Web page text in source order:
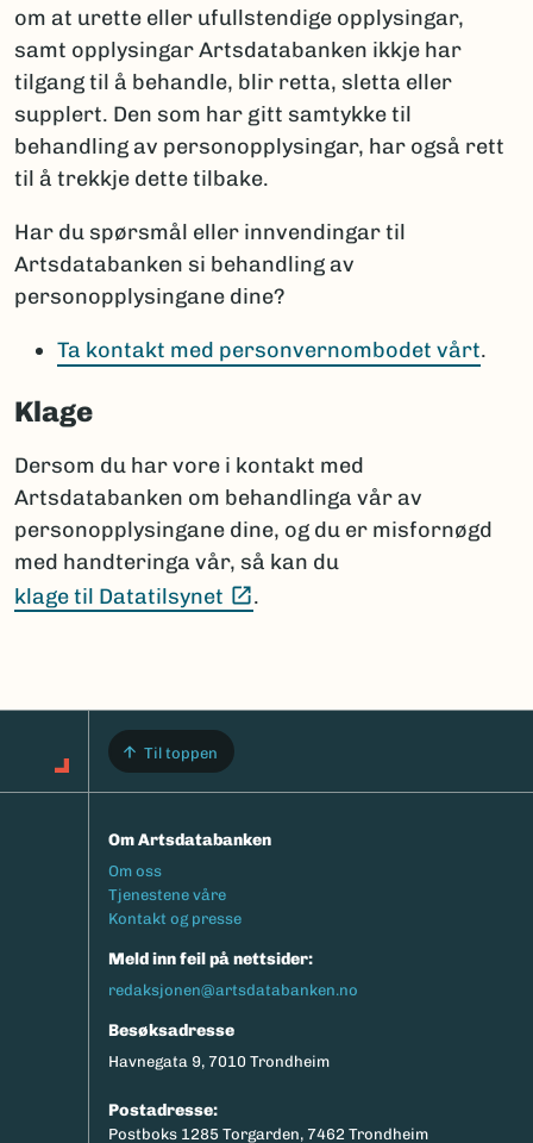
om at urette eller ufullstendige opplysingar,
samt opplysingar Artsdatabanken ikkje har
tilgang til å behandle, blir retta, sletta eller
supplert. Den som har gitt samtykke til
behandling av personopplysingar, har også rett
til å trekkje dette tilbake.
Har du spørsmål eller innvendingar til
Artsdatabanken si behandling av
personopplysingane dine?
Ta kontakt med personvernombodet vårt.
Klage
Dersom du har vore i kontakt med
Artsdatabanken om behandlinga vår av
personopplysingane dine, og du er misfornøgd
med handteringa vår, så kan du
klage til Datatilsynet
.
Til toppen
Om Artsdatabanken
Footermeny
Om oss
Tjenestene våre
Kontakt og presse
Meld inn feil på nettsider:
redaksjonen@artsdatabanken.no
Besøksadresse
Havnegata 9, 7010 Trondheim
Postadresse:
Postboks 1285 Torgarden, 7462 Trondheim